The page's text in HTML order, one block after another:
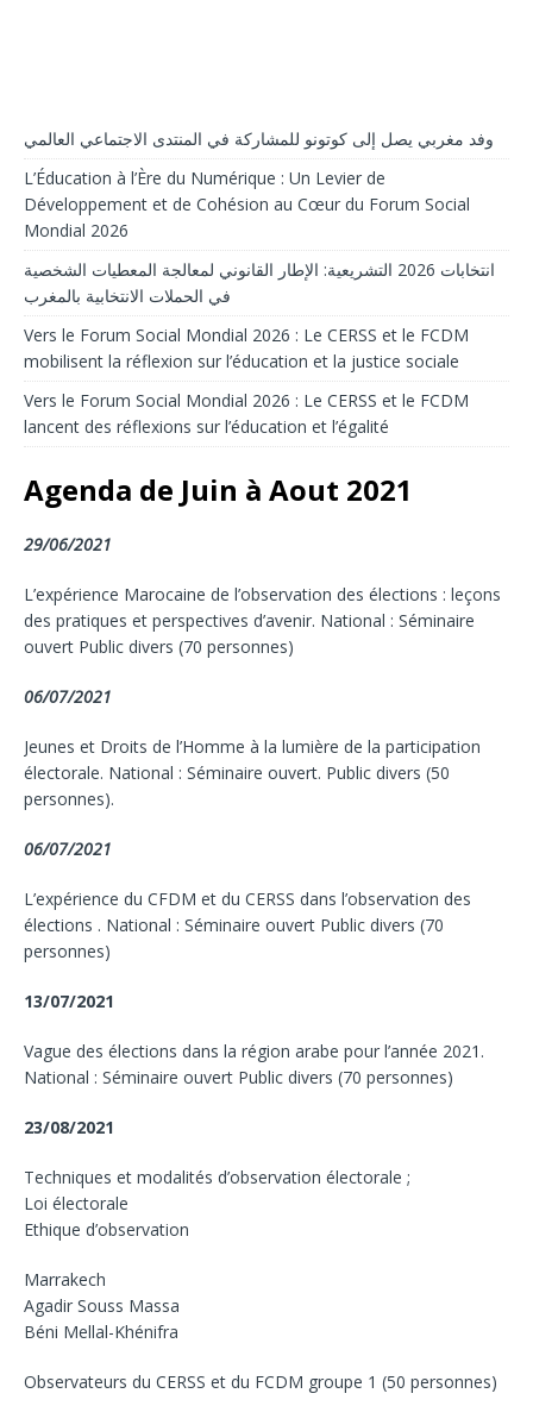
وفد مغربي يصل إلى كوتونو للمشاركة في المنتدى الاجتماعي العالمي
L’Éducation à l’Ère du Numérique : Un Levier de
Développement et de Cohésion au Cœur du Forum Social
Mondial 2026
انتخابات 2026 التشريعية: الإطار القانوني لمعالجة المعطيات الشخصية
في الحملات الانتخابية بالمغرب
Vers le Forum Social Mondial 2026 : Le CERSS et le FCDM
mobilisent la réflexion sur l’éducation et la justice sociale
Vers le Forum Social Mondial 2026 : Le CERSS et le FCDM
lancent des réflexions sur l’éducation et l’égalité
Agenda de Juin à Aout 2021
29/06/2021
L’expérience Marocaine de l’observation des élections : leçons
des pratiques et perspectives d’avenir. National : Séminaire
ouvert Public divers (70 personnes)
06/07/2021
Jeunes et Droits de l’Homme à la lumière de la participation
électorale. National : Séminaire ouvert. Public divers (50
personnes).
06/07/2021
L’expérience du CFDM et du CERSS dans l’observation des
élections . National : Séminaire ouvert Public divers (70
personnes)
13/07/2021
Vague des élections dans la région arabe pour l’année 2021.
National : Séminaire ouvert Public divers (70 personnes)
23/08/2021
Techniques et modalités d’observation électorale ;
Loi électorale
Ethique d’observation
Marrakech
Agadir Souss Massa
Béni Mellal-Khénifra
Observateurs du CERSS et du FCDM groupe 1 (50 personnes)